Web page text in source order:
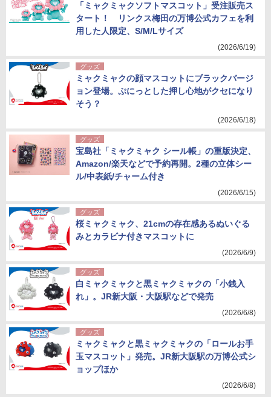
「ミャクミャクソフトマスコット」受注販売ス
タート！ リンクス梅田の万博公式カフェを利
用した人限定、S/M/Lサイズ
(2026/6/19)
グッズ
ミャクミャクの顔マスコットにブラックバージ
ョン登場。ぷにっとした押し心地がクセになり
そう？
(2026/6/18)
グッズ
宝島社「ミャクミャク シール帳」の重版決定、
Amazon/楽天などで予約再開。2種の立体シー
ル/中表紙/チャーム付き
(2026/6/15)
グッズ
桜ミャクミャク、21cmの存在感あるぬいぐる
みとカラビナ付きマスコットに
(2026/6/9)
グッズ
白ミャクミャクと黒ミャクミャクの「小銭入
れ」。JR新大阪・大阪駅などで発売
(2026/6/8)
グッズ
ミャクミャクと黒ミャクミャクの「ロールお手
玉マスコット」発売。JR新大阪駅の万博公式シ
ョップほか
(2026/6/8)